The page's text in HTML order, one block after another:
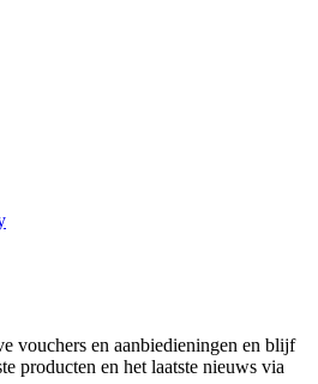
vouchers en aanbiedieningen en blijf
producten en het laatste nieuws via